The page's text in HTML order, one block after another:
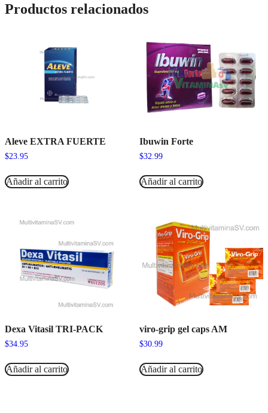
Productos relacionados
Aleve EXTRA FUERTE
$23.95
Añadir al carrito
Ibuwin Forte
$32.99
Añadir al carrito
Dexa Vitasil TRI-PACK
$34.95
Añadir al carrito
viro-grip gel caps AM
$30.99
Añadir al carrito